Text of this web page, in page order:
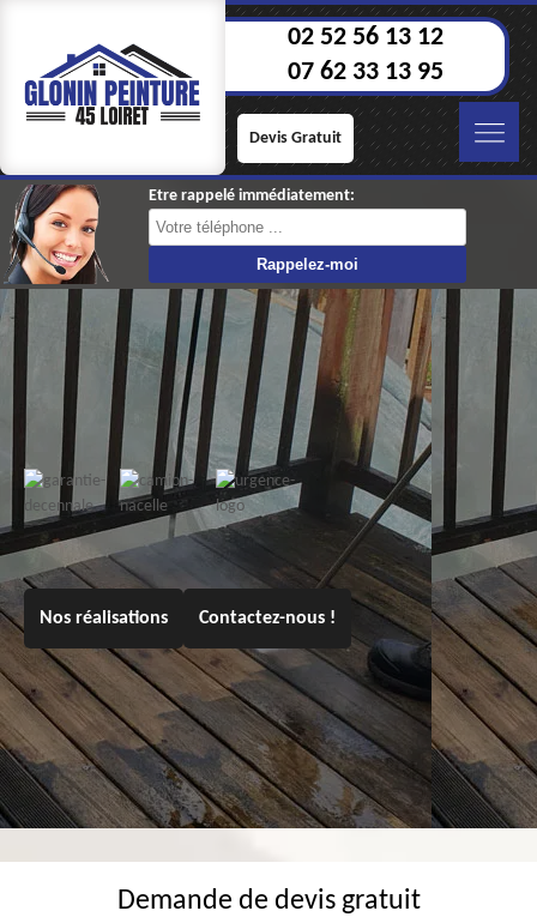
02 52 56 13 12
07 62 33 13 95
Devis Gratuit
Etre rappelé immédiatement:
Nos réalisations Contactez-nous !
Demande de devis gratuit